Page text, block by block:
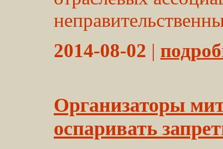
2014-08-02 |
Организаторы
оспаривать